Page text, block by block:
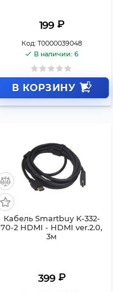
199 ₽
Код: Т0000039048
В наличии: 6
В КОРЗИНУ
Кабель Smartbuy K-332-
70-2 HDMI - HDMI ver.2.0,
3м
399 ₽